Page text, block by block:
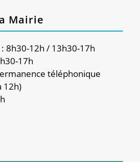
Mairie
8h30-12h / 13h30-17h
17h
téléphonique
12h)